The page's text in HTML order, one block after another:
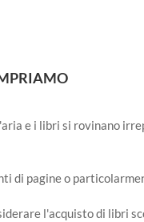
e i libri si rovinano
di pagine o
l'acquisto di libri